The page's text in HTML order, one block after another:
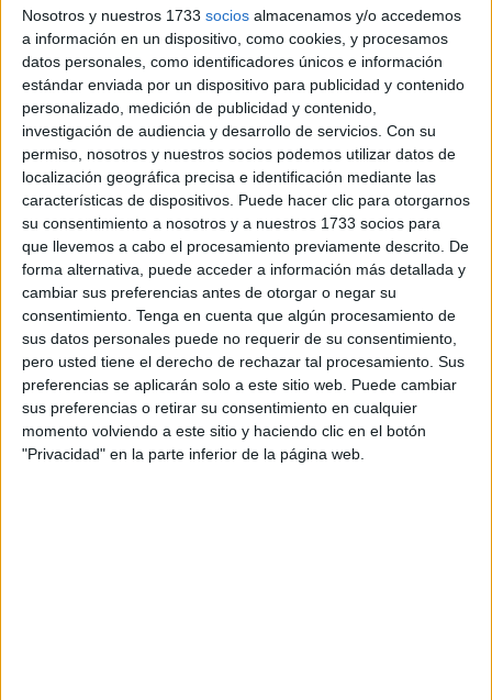
Nosotros y nuestros 1733 socios almacenamos y/o accedemos
a información en un dispositivo, como cookies, y procesamos
datos personales, como identificadores únicos e información
estándar enviada por un dispositivo para publicidad y contenido
personalizado, medición de publicidad y contenido,
investigación de audiencia y desarrollo de servicios. Con su
permiso, nosotros y nuestros socios podemos utilizar datos de
localización geográfica precisa e identificación mediante las
características de dispositivos. Puede hacer clic para otorgarnos
su consentimiento a nosotros y a nuestros 1733 socios para
que llevemos a cabo el procesamiento previamente descrito. De
forma alternativa, puede acceder a información más detallada y
cambiar sus preferencias antes de otorgar o negar su
consentimiento. Tenga en cuenta que algún procesamiento de
sus datos personales puede no requerir de su consentimiento,
pero usted tiene el derecho de rechazar tal procesamiento. Sus
preferencias se aplicarán solo a este sitio web. Puede cambiar
sus preferencias o retirar su consentimiento en cualquier
momento volviendo a este sitio y haciendo clic en el botón
"Privacidad" en la parte inferior de la página web.
más. Porque desde cualquier óptica que se divisase y
dadas las variables intervinientes, lo que se produjo es un
colonialismo de segundo y tercer grado a la suerte de las
grandes potencias, pero rondando en lo fundamental de
las reglas de juego.
En base a lo planteado preliminarmente, la razón de ser
del Ejército de Operaciones de África no puede descifrarse
sin el ingrediente del africanismo. Pues las atracciones
económicas, estratégicas y de otra inclinación en el Norte
de África, predispusieron una atracción por la colonización
de Marruecos con la puesta en escena de ambos
Protectorados. A decir verdad, en el caso de España su
espacio geográfico se convertiría en poco más o menos,
una posesión de los militares en el que desempeñaban a
sus anchas su influencia sin apenas importunación de los
políticos.